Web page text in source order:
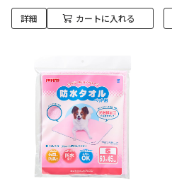
詳細 カートに入れる